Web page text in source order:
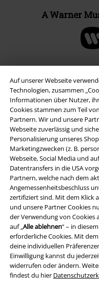
Auf unserer Webseite
Technologien, zusammen
Informationen über Nutzer,
Cookies stammen zum Teil
Partnern. Wir und unsere
Webseite zuverlässig und
Personalisierung unseres
Marketingzwecken (z. B.
Webseite, Social Media und
Datentransfers in die USA
Partnern, welche nach dem
Angemessenheitsbeschluss
zertifiziert sind. Mit dem Klick
und unsere Partner Cookies
der Verwendung von Cookies
auf „Alle ablehnen“ – in
erforderliche Cookies. Mit
deine individuellen
Einwilligung kannst du
widerrufen oder ändern.
findest du hier
A Warner
Rechtliches
AGB
Impressum
Datenschutz
Entsorgung und Umweltschutz
Konformitätserklärung